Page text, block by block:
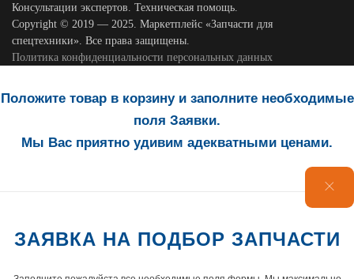
Консультации экспертов. Техническая помощь.
Copyright © 2019 — 2025. Маркетплейс «Запчасти для
спецтехники». Все права защищены.
Политика конфиденциальности персональных данных
Положите товар в корзину и заполните необходимые
поля Заявки.
Мы Вас приятно удивим адекватными ценами.
ЗАЯВКА НА ПОДБОР ЗАПЧАСТИ